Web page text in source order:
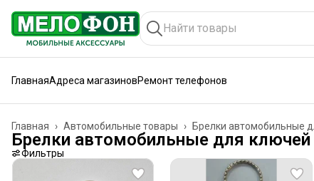
ГлавнаяАдреса магазиновРемонт телефонов
Брелки автомобильные
Автомобильные товары ›
Главная ›
Брелки автомобильные для ключей
Фильтры